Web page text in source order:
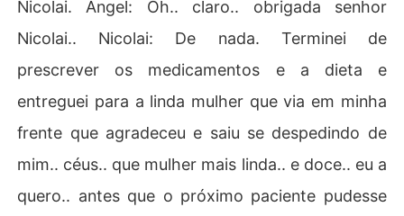
Nicolai. Angel: Oh.. claro.. obrigada senhor
Nicolai.. Nicolai: De nada. Terminei de
prescrever os medicamentos e a dieta e
entreguei para a linda mulher que via em minha
frente que agradeceu e saiu se despedindo de
mim.. céus.. que mulher mais linda.. e doce.. eu a
quero.. antes que o próximo paciente pudesse